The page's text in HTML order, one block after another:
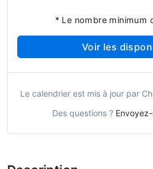
* Le nombre minimum
Voir les
Le calendrier est mis à jour par
Des questions ?